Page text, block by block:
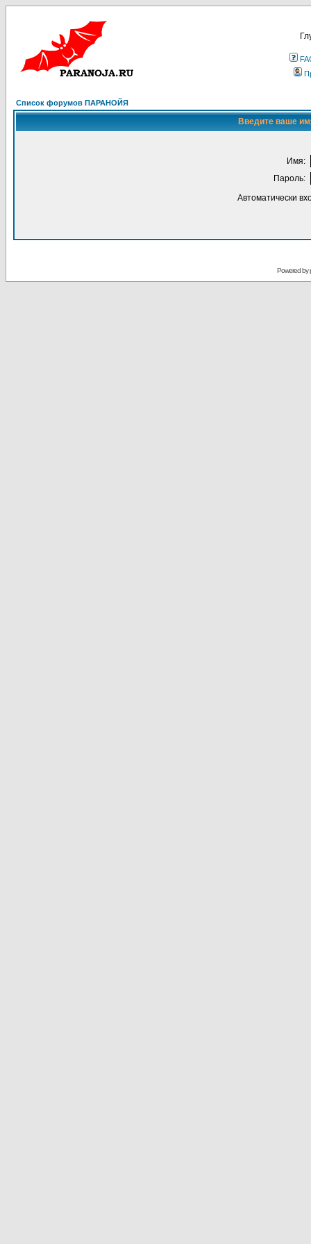
Список форумов ПАРАНОЙЯ
Введите ваше
Имя:
Пароль:
Автоматически
Powered by